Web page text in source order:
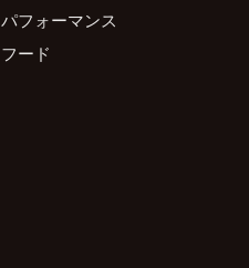
パフォーマンス
フード